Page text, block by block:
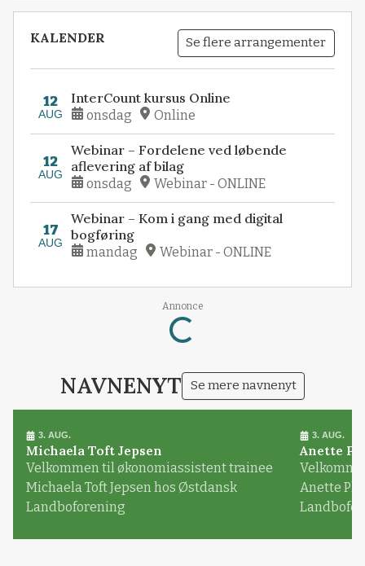
KALENDER Se flere arrangementer
12
AUG
InterCount kursus Online
onsdag Online
12
AUG
Webinar – Fordelene ved løbende
aflevering af bilag
onsdag Webinar - ONLINE
17
AUG
Webinar – Kom i gang med digital
bogføring
mandag Webinar - ONLINE
Annonce
Loading...
NAVNENYT Se mere navnenyt
3. AUG.
Michaela Toft Jepsen
Velkommen til økonomiassistent trainee
Michaela Toft Jepsen hos Østdansk
Landboforening
3. AUG.
Anette
Anette